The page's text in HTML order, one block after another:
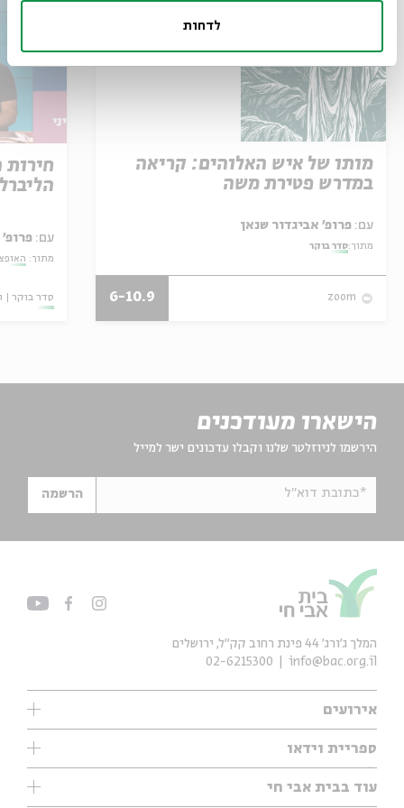
לדחות
מותו של איש האלוהים: קריאה
במדרש פטירת משה
עם:
מתוך:סדר בוקר
zoom
6-10.9
עם: פרופ'
מתוך:
סדר בוקר
הישארו מעודכנים
הירשמו לניוזלטר שלנו וקבלו עדכונים ישר למייל
*כתובת דוא"ל הרשמה
אירועים
עיון
אנגלית
ספריית וידאו
ילדים
מוזיקה
עוד בבית אבי חי
המלך ג'ורג' 44 פינת רחוב קק״ל, ירושלים
info@bac.org.il
02-6215300